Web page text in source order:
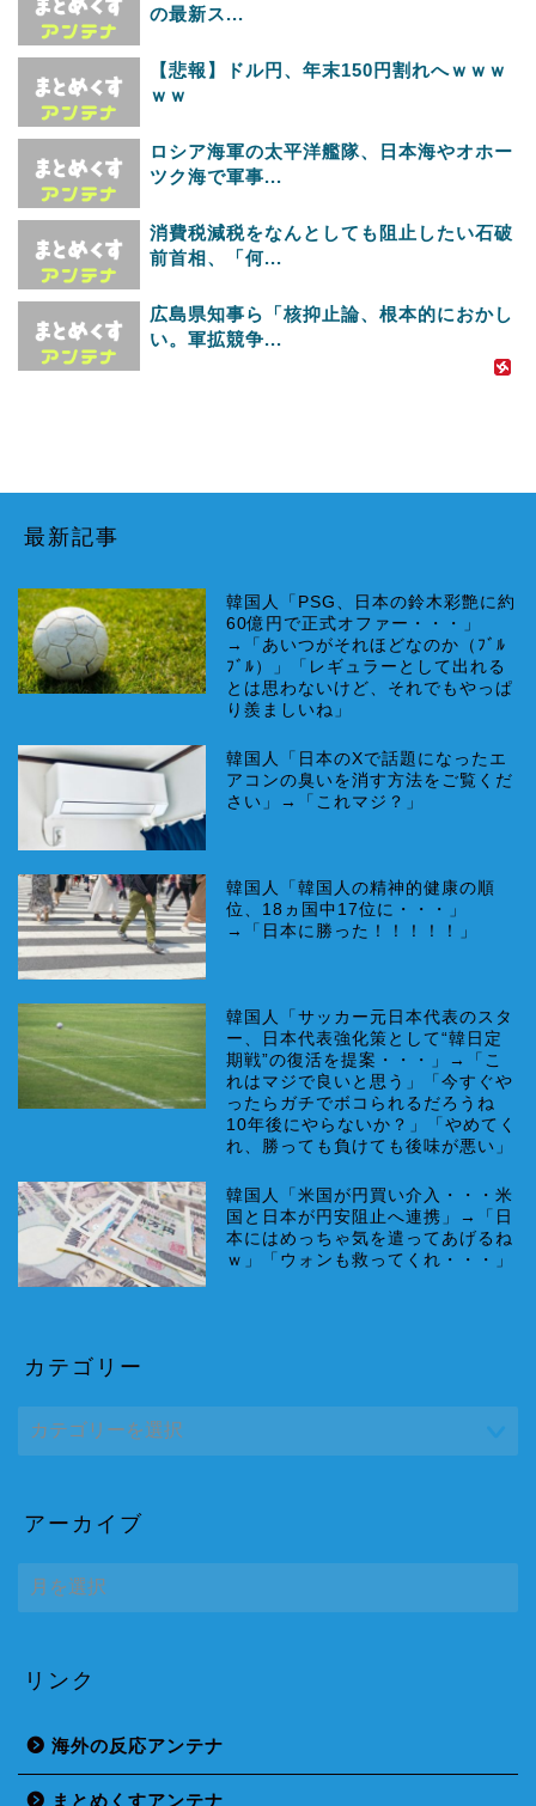
の最新ス...
【悲報】ドル円、年末150円割れへｗｗｗ
ｗｗ
ロシア海軍の太平洋艦隊、日本海やオホー
ツク海で軍事...
消費税減税をなんとしても阻止したい石破
前首相、「何...
広島県知事ら「核抑止論、根本的におかし
い。軍拡競争...
最新記事
韓国人「PSG、日本の鈴木彩艶に約
60億円で正式オファー・・・」
→「あいつがそれほどなのか（ﾌﾞﾙ
ﾌﾞﾙ）」「レギュラーとして出れる
とは思わないけど、それでもやっぱ
り羨ましいね」
韓国人「日本のXで話題になったエ
アコンの臭いを消す方法をご覧くだ
さい」→「これマジ？」
韓国人「韓国人の精神的健康の順
位、18ヵ国中17位に・・・」
→「日本に勝った！！！！！」
韓国人「サッカー元日本代表のスタ
ー、日本代表強化策として“韓日定
期戦”の復活を提案・・・」→「こ
れはマジで良いと思う」「今すぐや
ったらガチでボコられるだろうね
10年後にやらないか？」「やめてく
れ、勝っても負けても後味が悪い」
韓国人「米国が円買い介入・・・米
国と日本が円安阻止へ連携」→「日
本にはめっちゃ気を遣ってあげるね
ｗ」「ウォンも救ってくれ・・・」
カテゴリー
アーカイブ
ー
ブリンク
海外の反応アンテナ
まとめくすアンテナ